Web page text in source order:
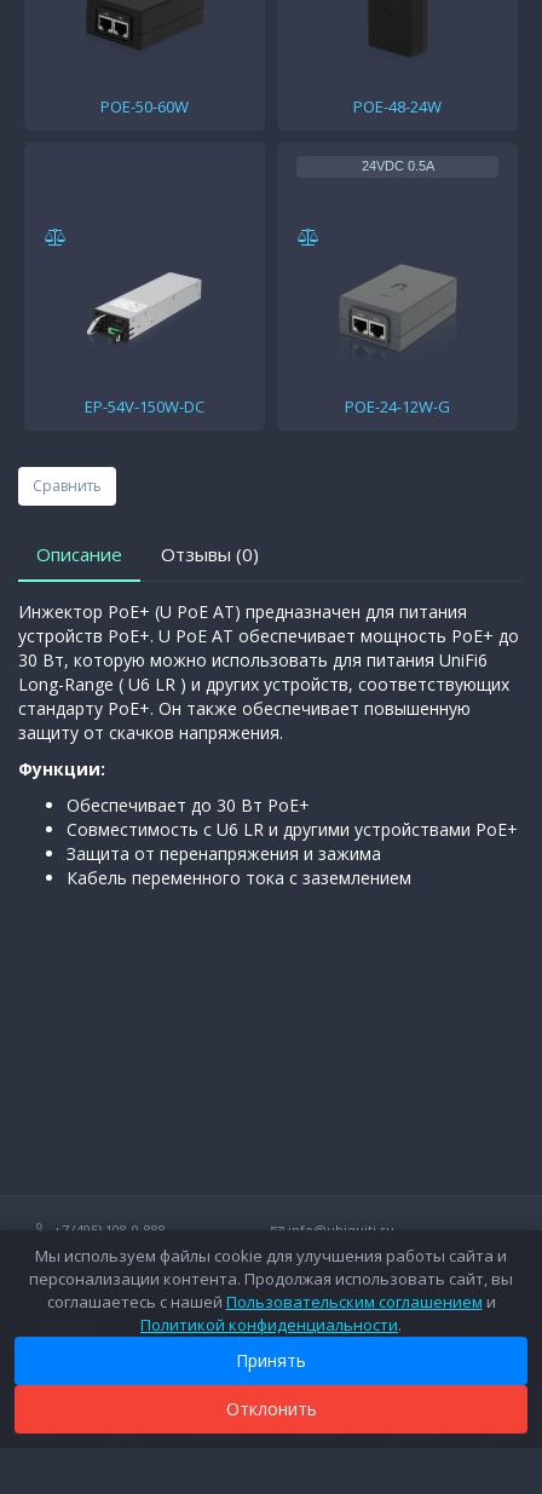
0
POE-50-60W POE-48-24W
EP-54V-150W-DC
24VDC 0.5A
POE-24-12W-G
Сравнить
Описание Отзывы (0)
Инжектор PoE+ (U PoE AT) предназначен для питания
устройств PoE+. U PoE AT обеспечивает мощность PoE+ до
30 Вт, которую можно использовать для питания UniFi6
Long-Range ( U6 LR ) и других устройств, соответствующих
стандарту PoE+. Он также обеспечивает повышенную
защиту от скачков напряжения.
Функции:
Обеспечивает до 30 Вт PoE+
Совместимость с U6 LR и другими устройствами PoE+
Защита от перенапряжения и зажима
Кабель переменного тока с заземлением
+7 (495) 108-0-888
info@ubiquiti.ru
Технические вопросы и дополнительные консультации о
беспроводных сетях Ubiquiti.
Оплата
Мы используем файлы cookie для улучшения работы сайта и
персонализации контента. Продолжая использовать сайт, вы
соглашаетесь с нашей Пользовательским соглашением и
Политикой конфиденциальности.
Принять
Отклонить